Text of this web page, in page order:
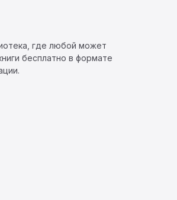
где любой может
бесплатно в формате